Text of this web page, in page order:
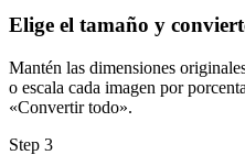
Elige el tamaño y
Mantén las dimensiones
o escala cada imagen por
«Convertir todo».
Step 3